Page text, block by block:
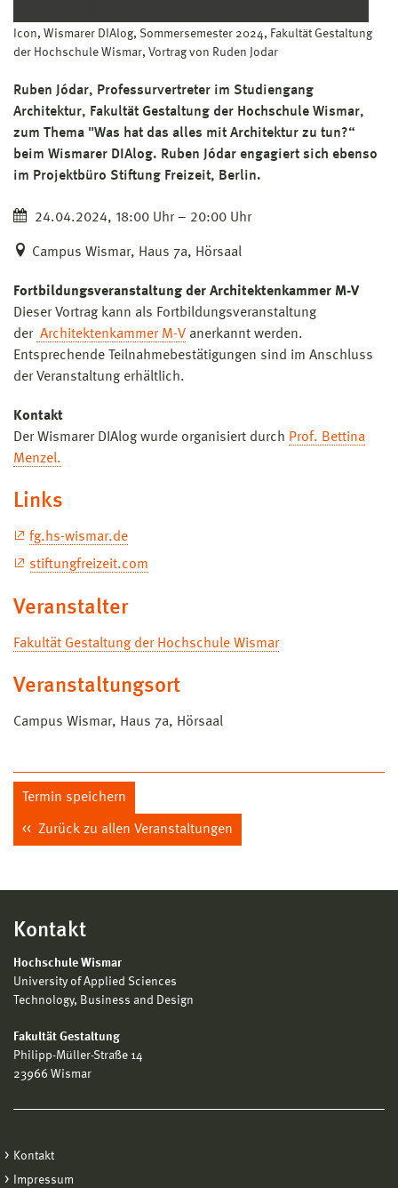
Icon, Wismarer DIAlog, Sommersemester 2024, Fakultät Gestaltung
der Hochschule Wismar, Vortrag von Ruden Jodar
Ruben Jódar, Professurvertreter im Studiengang
Architektur, Fakultät Gestaltung der Hochschule Wismar,
zum Thema "Was hat das alles mit Architektur zu tun?“
beim Wismarer DIAlog. Ruben Jódar engagiert sich ebenso
im Projektbüro Stiftung Freizeit, Berlin.
24.04.2024, 18:00 Uhr – 20:00 Uhr
Campus Wismar, Haus 7a, Hörsaal
Fortbildungsveranstaltung der Architektenkammer M-V
Dieser Vortrag kann als Fortbildungsveranstaltung
der Architektenkammer M-V anerkannt werden.
Entsprechende Teilnahmebestätigungen sind im Anschluss
der Veranstaltung erhältlich.
Kontakt
Der Wismarer DIAlog wurde organisiert durch Prof. Bettina
Menzel.
Links
fg.hs-wismar.de
stiftungfreizeit.com
Veranstalter
Fakultät Gestaltung der Hochschule Wismar
Veranstaltungsort
Campus Wismar, Haus 7a, Hörsaal
Termin speichern
Zurück zu allen Veranstaltungen
Kontakt
Hochschule Wismar
University of Applied Sciences
Technology, Business and Design
Fakultät Gestaltung
Philipp-Müller-Straße 14
23966 Wismar
Kontakt
Impressum